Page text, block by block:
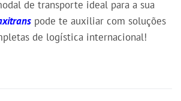
de transporte ideal para a sua
pode te auxiliar com soluções
de logística internacional!